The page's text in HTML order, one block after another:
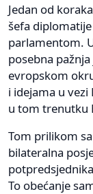
Jedan od
šefa
parlamentom.
posebna
evropskom
i idejama u
u tom trenutku
Tom prilikom
bilateralna
To obećanje